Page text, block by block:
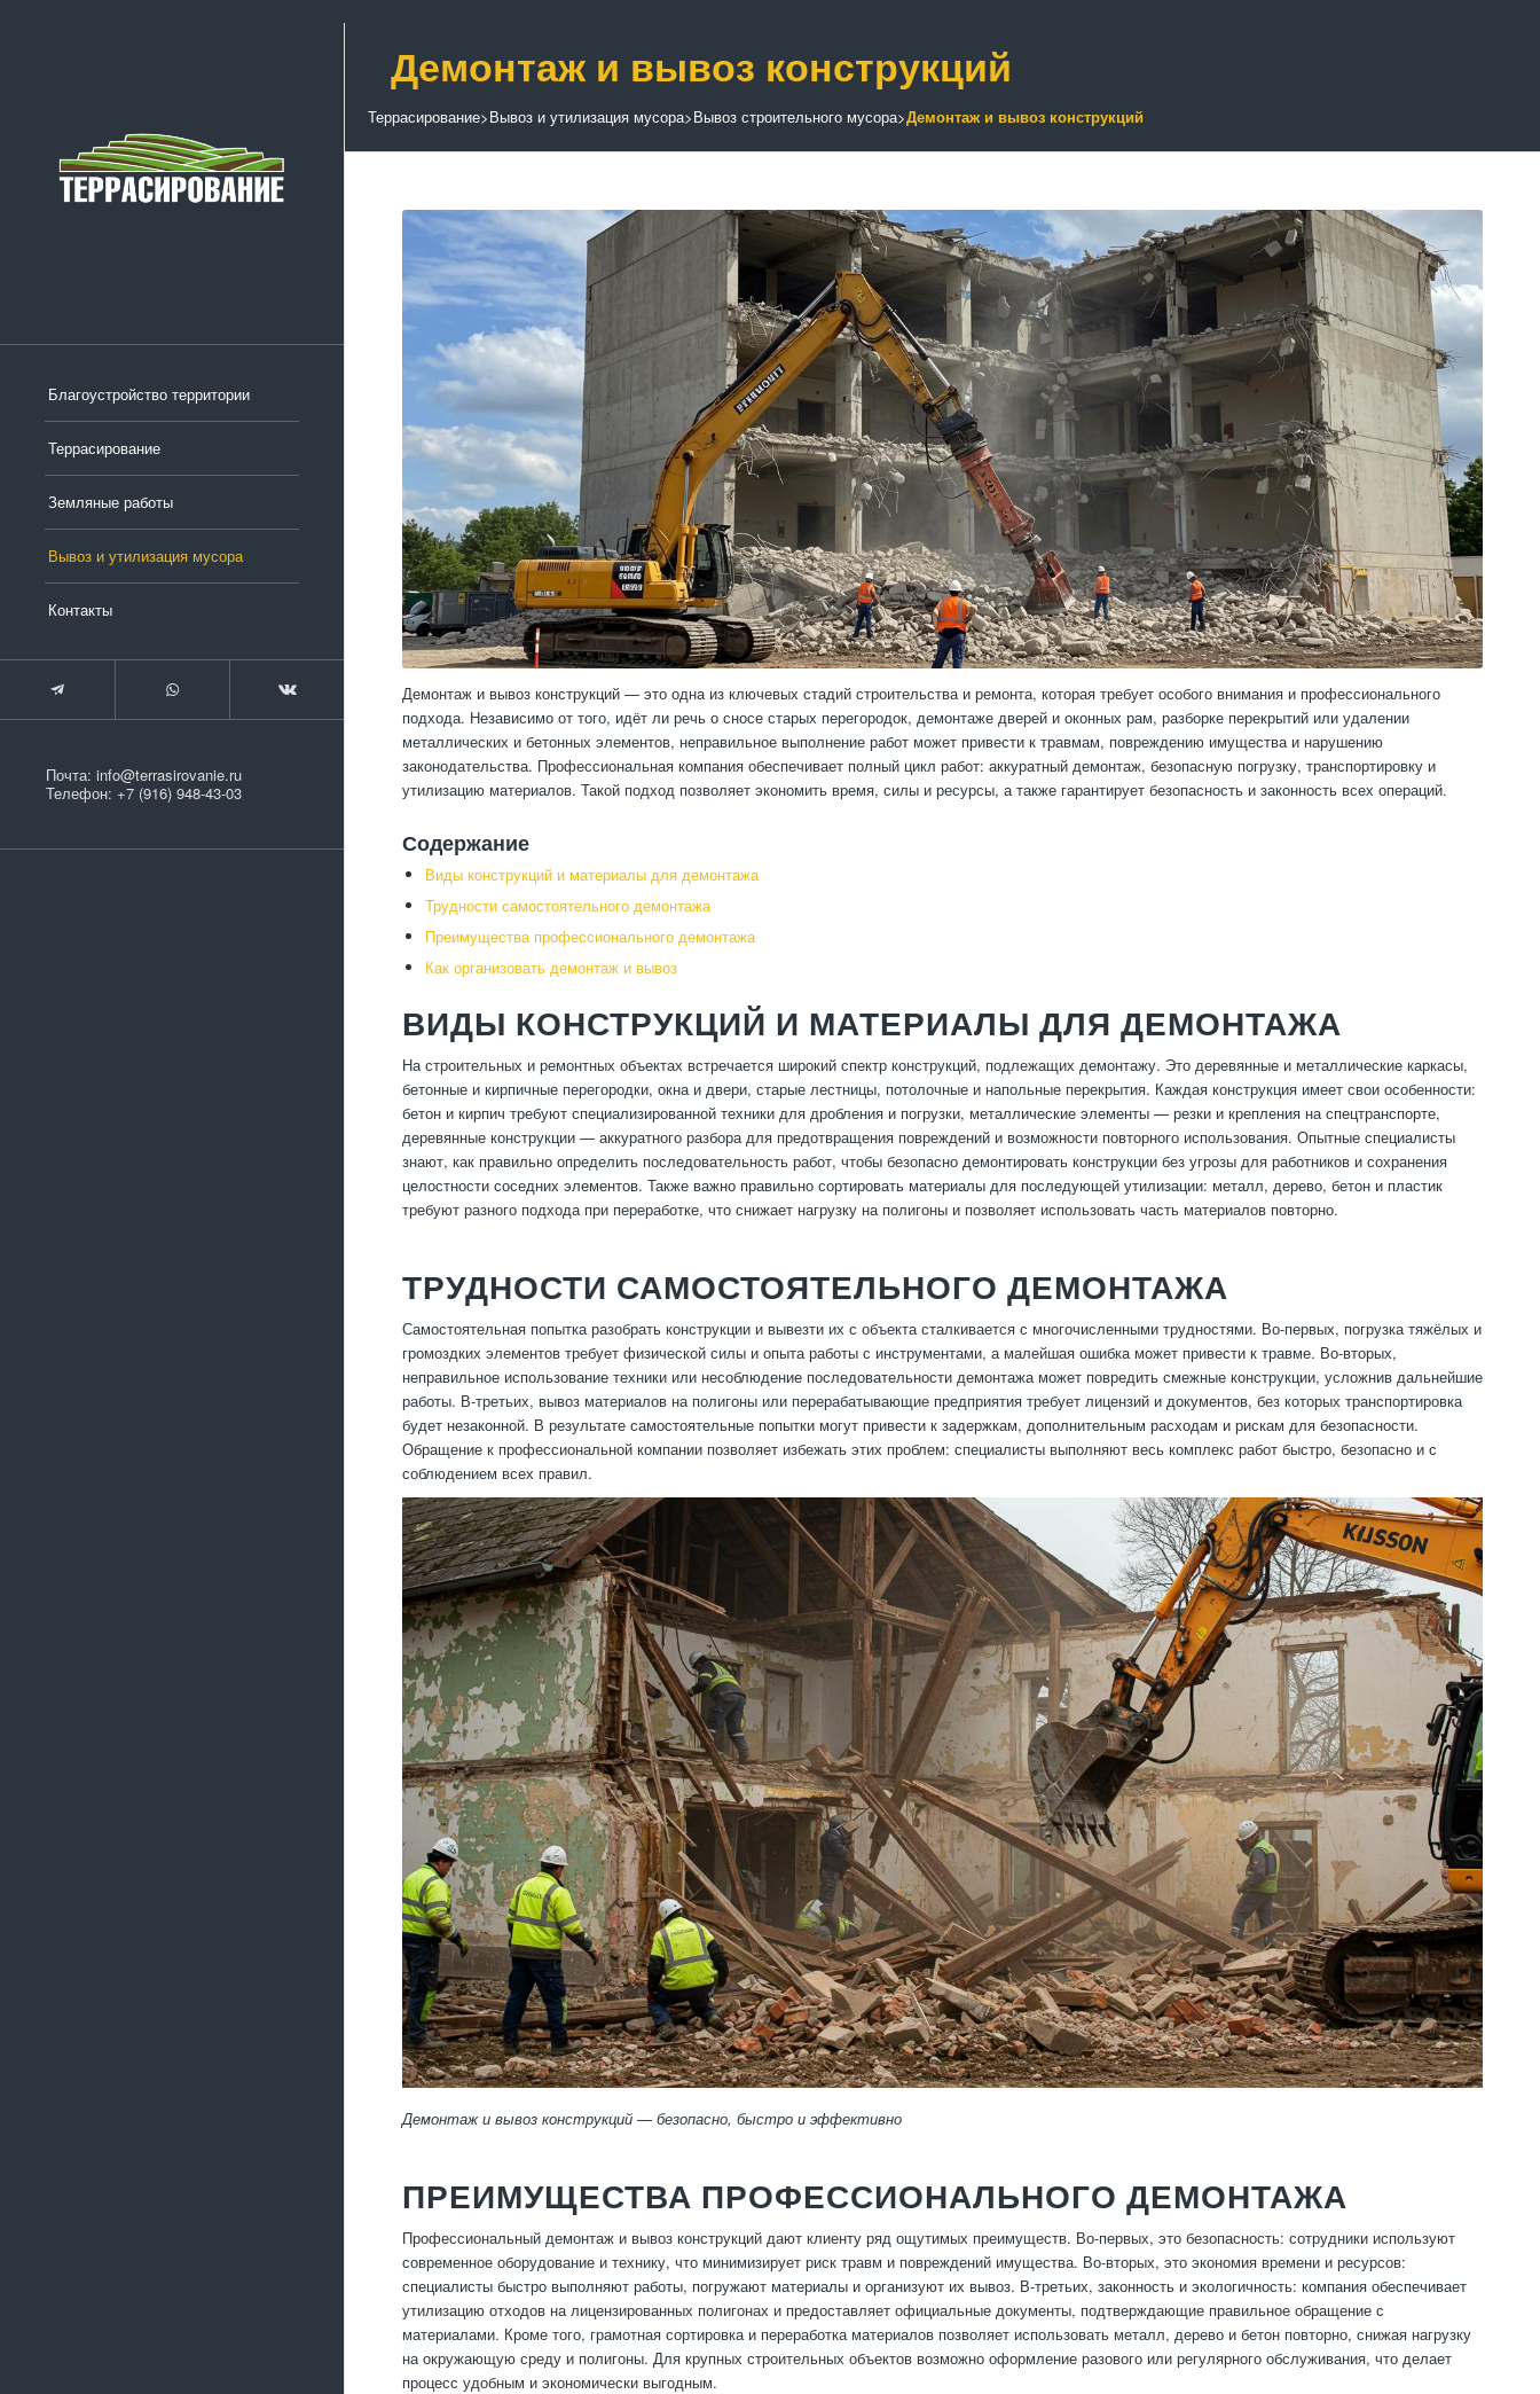
Благоустройство территории
Террасирование
Земляные работы
Вывоз и утилизация мусора
Контакты
Почта: info@terrasirovanie.ru
Телефон: +7 (916) 948-43-03
Демонтаж и вывоз конструкций
Террасирование>Вывоз и утилизация мусора>Вывоз строительного мусора>Демонтаж и вывоз конструкций
Демонтаж и вывоз конструкций — это одна из ключевых стадий строительства и ремонта, которая требует особого внимания и профессионального
подхода. Независимо от того, идёт ли речь о сносе старых перегородок, демонтаже дверей и оконных рам, разборке перекрытий или удалении
металлических и бетонных элементов, неправильное выполнение работ может привести к травмам, повреждению имущества и нарушению
законодательства. Профессиональная компания обеспечивает полный цикл работ: аккуратный демонтаж, безопасную погрузку, транспортировку и
утилизацию материалов. Такой подход позволяет экономить время, силы и ресурсы, а также гарантирует безопасность и законность всех операций.
Содержание
Виды конструкций и материалы для демонтажа
Трудности самостоятельного демонтажа
Преимущества профессионального демонтажа
Как организовать демонтаж и вывоз
ВИДЫ КОНСТРУКЦИЙ И МАТЕРИАЛЫ ДЛЯ ДЕМОНТАЖА
На строительных и ремонтных объектах встречается широкий спектр конструкций, подлежащих демонтажу. Это деревянные и металлические каркасы,
бетонные и кирпичные перегородки, окна и двери, старые лестницы, потолочные и напольные перекрытия. Каждая конструкция имеет свои особенности:
бетон и кирпич требуют специализированной техники для дробления и погрузки, металлические элементы — резки и крепления на спецтранспорте,
деревянные конструкции — аккуратного разбора для предотвращения повреждений и возможности повторного использования. Опытные специалисты
знают, как правильно определить последовательность работ, чтобы безопасно демонтировать конструкции без угрозы для работников и сохранения
целостности соседних элементов. Также важно правильно сортировать материалы для последующей утилизации: металл, дерево, бетон и пластик
требуют разного подхода при переработке, что снижает нагрузку на полигоны и позволяет использовать часть материалов повторно.
ТРУДНОСТИ САМОСТОЯТЕЛЬНОГО ДЕМОНТАЖА
Самостоятельная попытка разобрать конструкции и вывезти их с объекта сталкивается с многочисленными трудностями. Во-первых, погрузка тяжёлых и
громоздких элементов требует физической силы и опыта работы с инструментами, а малейшая ошибка может привести к травме. Во-вторых,
неправильное использование техники или несоблюдение последовательности демонтажа может повредить смежные конструкции, усложнив дальнейшие
работы. В-третьих, вывоз материалов на полигоны или перерабатывающие предприятия требует лицензий и документов, без которых транспортировка
будет незаконной. В результате самостоятельные попытки могут привести к задержкам, дополнительным расходам и рискам для безопасности.
Обращение к профессиональной компании позволяет избежать этих проблем: специалисты выполняют весь комплекс работ быстро, безопасно и с
соблюдением всех правил.
Демонтаж и вывоз конструкций — безопасно, быстро и эффективно
ПРЕИМУЩЕСТВА ПРОФЕССИОНАЛЬНОГО ДЕМОНТАЖА
Профессиональный демонтаж и вывоз конструкций дают клиенту ряд ощутимых преимуществ. Во-первых, это безопасность: сотрудники используют
современное оборудование и технику, что минимизирует риск травм и повреждений имущества. Во-вторых, это экономия времени и ресурсов:
специалисты быстро выполняют работы, погружают материалы и организуют их вывоз. В-третьих, законность и экологичность: компания обеспечивает
утилизацию отходов на лицензированных полигонах и предоставляет официальные документы, подтверждающие правильное обращение с
материалами. Кроме того, грамотная сортировка и переработка материалов позволяет использовать металл, дерево и бетон повторно, снижая нагрузку
на окружающую среду и полигоны. Для крупных строительных объектов возможно оформление разового или регулярного обслуживания, что делает
процесс удобным и экономически выгодным.